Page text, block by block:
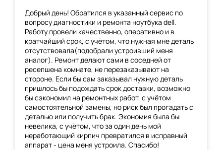
Добрый день! Обратился в указанный сервис по
вопросу диагностики и ремонта ноутбука dell.
Работу провели качественно, оперативно и в
кратчайший срок, с учётом, что нужная мне деталь
отсутствовала(подобрали устроивший меня
аналог). Ремонт делают сами в соседней от
ресепшена комнате, не перезаказывают на
стороне. Если бы сам заказывал нужную деталь
пришлось бы подождать срок доставки, возможно
бы сэкономил на ремонтных работ, с учётом
самостоятельной замены, но риск был прогадать с
деталью или получить брак. Экономия была бы
невелика, с учётом, что за один день мой
неработающий кирпич превратился в исправный
аппарат - цена меня устроила. Спасибо!